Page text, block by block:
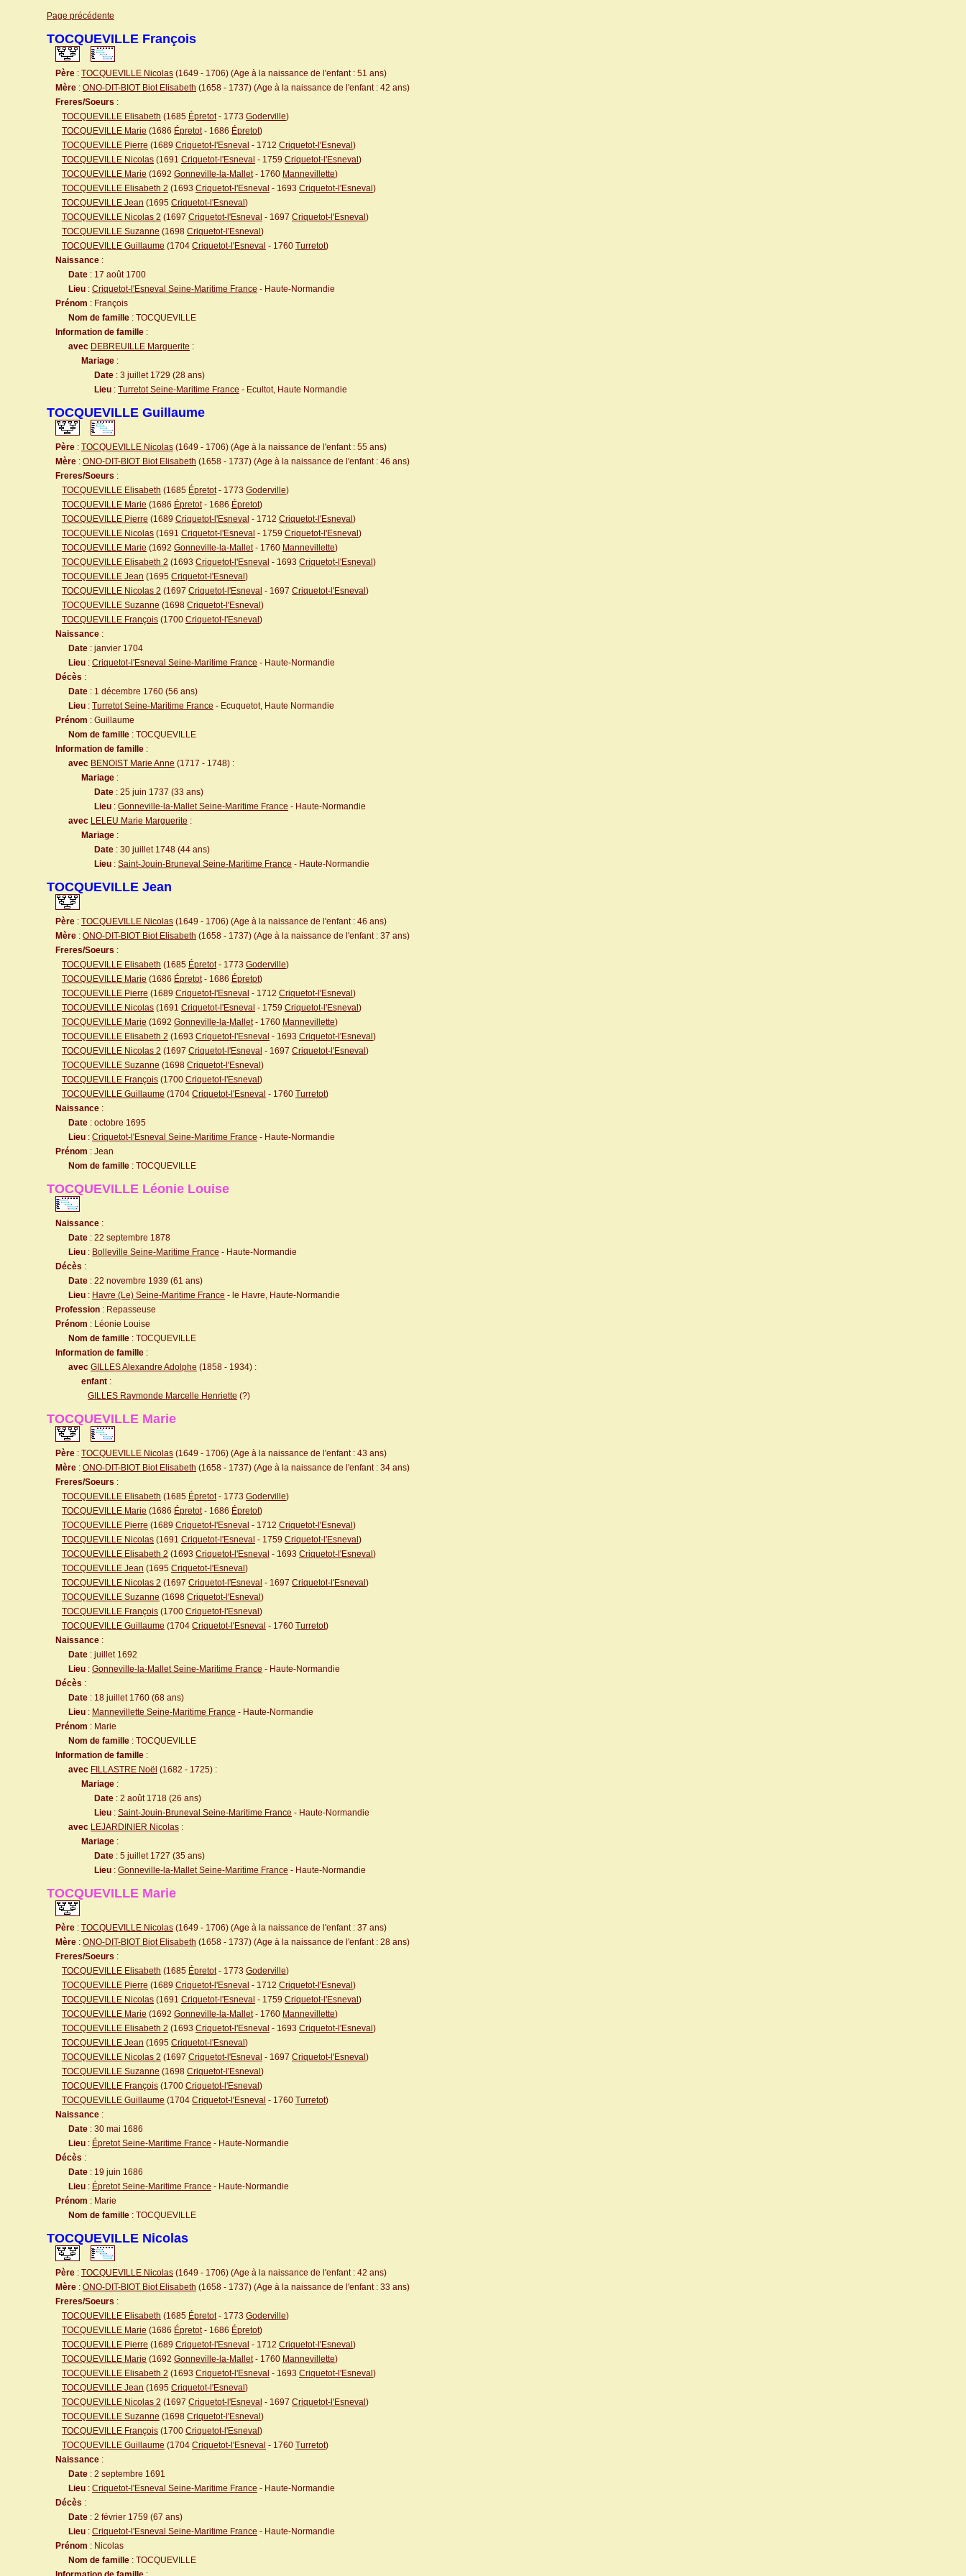
Page précédente
TOCQUEVILLE François
Père : TOCQUEVILLE Nicolas (1649 - 1706) (Age à la naissance de l'enfant : 51 ans)
Mère : ONO-DIT-BIOT Biot Elisabeth (1658 - 1737) (Age à la naissance de l'enfant : 42 ans)
Freres/Soeurs :
TOCQUEVILLE Elisabeth (1685 Épretot- 1773 Goderville)
TOCQUEVILLE Marie (1686 Épretot- 1686 Épretot)
TOCQUEVILLE Pierre (1689 Criquetot-l'Esneval - 1712 Criquetot-l'Esneval )
TOCQUEVILLE Nicolas (1691 Criquetot-l'Esneval - 1759 Criquetot-l'Esneval )
TOCQUEVILLE Marie (1692 Gonneville-la-Mallet- 1760 Mannevillette)
TOCQUEVILLE Elisabeth 2 (1693 Criquetot-l'Esneval - 1693 Criquetot-l'Esneval )
TOCQUEVILLE Jean (1695 Criquetot-l'Esneval )
TOCQUEVILLE Nicolas 2 (1697 Criquetot-l'Esneval - 1697 Criquetot-l'Esneval )
TOCQUEVILLE Suzanne (1698 Criquetot-l'Esneval )
TOCQUEVILLE Guillaume (1704 Criquetot-l'Esneval - 1760 Turretot)
Naissance :
Date : 17 août 1700
Lieu : Criquetot-l'Esneval Seine-Maritime France - Haute-Normandie
Prénom : François
Nom de famille : TOCQUEVILLE
Information de famille :
avec DEBREUILLE Marguerite :
Mariage :
Date : 3 juillet 1729 (28 ans)
Lieu : Turretot Seine-Maritime France - Ecultot, Haute Normandie
TOCQUEVILLE Guillaume
Père : TOCQUEVILLE Nicolas (1649 - 1706) (Age à la naissance de l'enfant : 55 ans)
Mère : ONO-DIT-BIOT Biot Elisabeth (1658 - 1737) (Age à la naissance de l'enfant : 46 ans)
Freres/Soeurs :
TOCQUEVILLE Elisabeth (1685 Épretot- 1773 Goderville)
TOCQUEVILLE Marie (1686 Épretot- 1686 Épretot)
TOCQUEVILLE Pierre (1689 Criquetot-l'Esneval - 1712 Criquetot-l'Esneval )
TOCQUEVILLE Nicolas (1691 Criquetot-l'Esneval - 1759 Criquetot-l'Esneval )
TOCQUEVILLE Marie (1692 Gonneville-la-Mallet- 1760 Mannevillette)
TOCQUEVILLE Elisabeth 2 (1693 Criquetot-l'Esneval - 1693 Criquetot-l'Esneval )
TOCQUEVILLE Jean (1695 Criquetot-l'Esneval )
TOCQUEVILLE Nicolas 2 (1697 Criquetot-l'Esneval - 1697 Criquetot-l'Esneval )
TOCQUEVILLE Suzanne (1698 Criquetot-l'Esneval )
TOCQUEVILLE François (1700 Criquetot-l'Esneval )
Naissance :
Date : janvier 1704
Lieu : Criquetot-l'Esneval Seine-Maritime France - Haute-Normandie
Décès :
Date : 1 décembre 1760 (56 ans)
Lieu : Turretot Seine-Maritime France - Ecuquetot, Haute Normandie
Prénom : Guillaume
Nom de famille : TOCQUEVILLE
Information de famille :
avec BENOIST Marie Anne (1717 - 1748) :
Mariage :
Date : 25 juin 1737 (33 ans)
Lieu : Gonneville-la-Mallet Seine-Maritime France - Haute-Normandie
avec LELEU Marie Marguerite :
Mariage :
Date : 30 juillet 1748 (44 ans)
Lieu : Saint-Jouin-Bruneval Seine-Maritime France - Haute-Normandie
TOCQUEVILLE Jean
Père : TOCQUEVILLE Nicolas (1649 - 1706) (Age à la naissance de l'enfant : 46 ans)
Mère : ONO-DIT-BIOT Biot Elisabeth (1658 - 1737) (Age à la naissance de l'enfant : 37 ans)
Freres/Soeurs :
TOCQUEVILLE Elisabeth (1685 Épretot- 1773 Goderville)
TOCQUEVILLE Marie (1686 Épretot- 1686 Épretot)
TOCQUEVILLE Pierre (1689 Criquetot-l'Esneval - 1712 Criquetot-l'Esneval )
TOCQUEVILLE Nicolas (1691 Criquetot-l'Esneval - 1759 Criquetot-l'Esneval )
TOCQUEVILLE Marie (1692 Gonneville-la-Mallet- 1760 Mannevillette)
TOCQUEVILLE Elisabeth 2 (1693 Criquetot-l'Esneval - 1693 Criquetot-l'Esneval )
TOCQUEVILLE Nicolas 2 (1697 Criquetot-l'Esneval - 1697 Criquetot-l'Esneval )
TOCQUEVILLE Suzanne (1698 Criquetot-l'Esneval )
TOCQUEVILLE François (1700 Criquetot-l'Esneval )
TOCQUEVILLE Guillaume (1704 Criquetot-l'Esneval - 1760 Turretot)
Naissance :
Date : octobre 1695
Lieu : Criquetot-l'Esneval Seine-Maritime France - Haute-Normandie
Prénom : Jean
Nom de famille : TOCQUEVILLE
TOCQUEVILLE Léonie Louise
Naissance :
Date : 22 septembre 1878
Lieu : Bolleville Seine-Maritime France - Haute-Normandie
Décès :
Date : 22 novembre 1939 (61 ans)
Lieu : Havre (Le) Seine-Maritime France - le Havre, Haute-Normandie
Profession : Repasseuse
Prénom : Léonie Louise
Nom de famille : TOCQUEVILLE
Information de famille :
avec GILLES Alexandre Adolphe (1858 - 1934) :
enfant :
GILLES Raymonde Marcelle Henriette (?)
TOCQUEVILLE Marie
Père : TOCQUEVILLE Nicolas (1649 - 1706) (Age à la naissance de l'enfant : 43 ans)
Mère : ONO-DIT-BIOT Biot Elisabeth (1658 - 1737) (Age à la naissance de l'enfant : 34 ans)
Freres/Soeurs :
TOCQUEVILLE Elisabeth (1685 Épretot- 1773 Goderville)
TOCQUEVILLE Marie (1686 Épretot- 1686 Épretot)
TOCQUEVILLE Pierre (1689 Criquetot-l'Esneval - 1712 Criquetot-l'Esneval )
TOCQUEVILLE Nicolas (1691 Criquetot-l'Esneval - 1759 Criquetot-l'Esneval )
TOCQUEVILLE Elisabeth 2 (1693 Criquetot-l'Esneval - 1693 Criquetot-l'Esneval )
TOCQUEVILLE Jean (1695 Criquetot-l'Esneval )
TOCQUEVILLE Nicolas 2 (1697 Criquetot-l'Esneval - 1697 Criquetot-l'Esneval )
TOCQUEVILLE Suzanne (1698 Criquetot-l'Esneval )
TOCQUEVILLE François (1700 Criquetot-l'Esneval )
TOCQUEVILLE Guillaume (1704 Criquetot-l'Esneval - 1760 Turretot)
Naissance :
Date : juillet 1692
Lieu : Gonneville-la-Mallet Seine-Maritime France - Haute-Normandie
Décès :
Date : 18 juillet 1760 (68 ans)
Lieu : Mannevillette Seine-Maritime France - Haute-Normandie
Prénom : Marie
Nom de famille : TOCQUEVILLE
Information de famille :
avec FILLASTRE Noël (1682 - 1725) :
Mariage :
Date : 2 août 1718 (26 ans)
Lieu : Saint-Jouin-Bruneval Seine-Maritime France - Haute-Normandie
avec LEJARDINIER Nicolas :
Mariage :
Date : 5 juillet 1727 (35 ans)
Lieu : Gonneville-la-Mallet Seine-Maritime France - Haute-Normandie
TOCQUEVILLE Marie
Père : TOCQUEVILLE Nicolas (1649 - 1706) (Age à la naissance de l'enfant : 37 ans)
Mère : ONO-DIT-BIOT Biot Elisabeth (1658 - 1737) (Age à la naissance de l'enfant : 28 ans)
Freres/Soeurs :
TOCQUEVILLE Elisabeth (1685 Épretot- 1773 Goderville)
TOCQUEVILLE Pierre (1689 Criquetot-l'Esneval - 1712 Criquetot-l'Esneval )
TOCQUEVILLE Nicolas (1691 Criquetot-l'Esneval - 1759 Criquetot-l'Esneval )
TOCQUEVILLE Marie (1692 Gonneville-la-Mallet- 1760 Mannevillette)
TOCQUEVILLE Elisabeth 2 (1693 Criquetot-l'Esneval - 1693 Criquetot-l'Esneval )
TOCQUEVILLE Jean (1695 Criquetot-l'Esneval )
TOCQUEVILLE Nicolas 2 (1697 Criquetot-l'Esneval - 1697 Criquetot-l'Esneval )
TOCQUEVILLE Suzanne (1698 Criquetot-l'Esneval )
TOCQUEVILLE François (1700 Criquetot-l'Esneval )
TOCQUEVILLE Guillaume (1704 Criquetot-l'Esneval - 1760 Turretot)
Naissance :
Date : 30 mai 1686
Lieu : Épretot Seine-Maritime France - Haute-Normandie
Décès :
Date : 19 juin 1686
Lieu : Épretot Seine-Maritime France - Haute-Normandie
Prénom : Marie
Nom de famille : TOCQUEVILLE
TOCQUEVILLE Nicolas
Père : TOCQUEVILLE Nicolas (1649 - 1706) (Age à la naissance de l'enfant : 42 ans)
Mère : ONO-DIT-BIOT Biot Elisabeth (1658 - 1737) (Age à la naissance de l'enfant : 33 ans)
Freres/Soeurs :
TOCQUEVILLE Elisabeth (1685 Épretot- 1773 Goderville)
TOCQUEVILLE Marie (1686 Épretot- 1686 Épretot)
TOCQUEVILLE Pierre (1689 Criquetot-l'Esneval - 1712 Criquetot-l'Esneval )
TOCQUEVILLE Marie (1692 Gonneville-la-Mallet- 1760 Mannevillette)
TOCQUEVILLE Elisabeth 2 (1693 Criquetot-l'Esneval - 1693 Criquetot-l'Esneval )
TOCQUEVILLE Jean (1695 Criquetot-l'Esneval )
TOCQUEVILLE Nicolas 2 (1697 Criquetot-l'Esneval - 1697 Criquetot-l'Esneval )
TOCQUEVILLE Suzanne (1698 Criquetot-l'Esneval )
TOCQUEVILLE François (1700 Criquetot-l'Esneval )
TOCQUEVILLE Guillaume (1704 Criquetot-l'Esneval - 1760 Turretot)
Naissance :
Date : 2 septembre 1691
Lieu : Criquetot-l'Esneval Seine-Maritime France - Haute-Normandie
Décès :
Date : 2 février 1759 (67 ans)
Lieu : Criquetot-l'Esneval Seine-Maritime France - Haute-Normandie
Prénom : Nicolas
Nom de famille : TOCQUEVILLE